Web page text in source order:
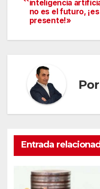
entradas
inteligencia
no es el futuro, ¡es
presente!»
Por
Entrada